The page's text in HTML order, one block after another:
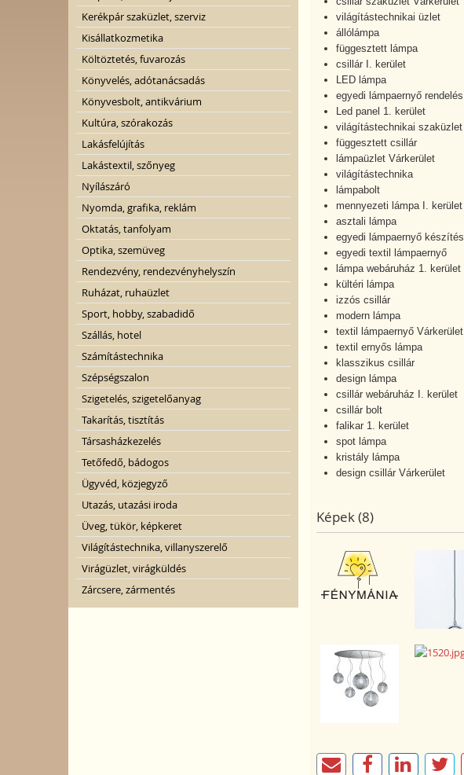
Kerékpár szaküzlet, szerviz
Kisállatkozmetika
Költöztetés, fuvarozás
Könyvelés, adótanácsadás
Könyvesbolt, antikvárium
Kultúra, szórakozás
Lakásfelújítás
Lakástextil, szőnyeg
Nyílászáró
Nyomda, grafika, reklám
Oktatás, tanfolyam
Optika, szemüveg
Rendezvény, rendezvényhelyszín
Ruházat, ruhaüzlet
Sport, hobby, szabadidő
Szállás, hotel
Számítástechnika
Szépségszalon
Szigetelés, szigetelőanyag
Takarítás, tisztítás
Társasházkezelés
Tetőfedő, bádogos
Ügyvéd, közjegyző
Utazás, utazási iroda
Üveg, tükör, képkeret
Világítástechnika, villanyszerelő
Virágüzlet, virágküldés
Zárcsere, zármentés
világítástechnikai üzlet
állólámpa
függesztett lámpa
csillár I. kerület
LED lámpa
egyedi lámpaernyő rendelés
Led panel 1. kerület
világítástechnikai szaküzlet
függesztett csillár
lámpaüzlet Várkerület
világítástechnika
lámpabolt
mennyezeti lámpa I. kerület
asztali lámpa
egyedi lámpaernyő készítés
egyedi textil lámpaernyő
lámpa webáruház 1. kerület
kültéri lámpa
izzós csillár
modern lámpa
textil lámpaernyő Várkerület
textil ernyős lámpa
klasszikus csillár
design lámpa
csillár webáruház I. kerület
csillár bolt
falikar 1. kerület
spot lámpa
kristály lámpa
design csillár Várkerület
Képek (8)